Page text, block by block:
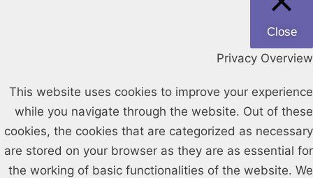
Close
Privacy Overview
This website uses cookies to improve your experience
while you navigate through the website. Out of these
cookies, the cookies that are categorized as necessary
are stored on your browser as they are as essential for
the working of basic functionalities of the website. We